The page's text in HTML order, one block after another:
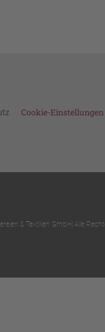
Cookie-Einstellungen
& Textilien GmbH| Alle